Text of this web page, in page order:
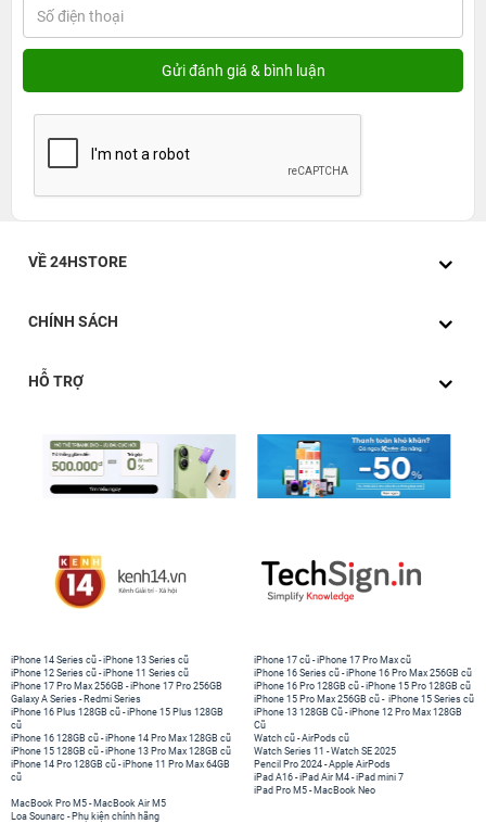
VỀ 24HSTORE
CHÍNH SÁCH
HỖ TRỢ
iPhone 14 Series cũ -iPhone 13 Series cũ
iPhone 12 Series cũ -iPhone 11 Series cũ
iPhone 17 Pro Max 256GB -iPhone 17 Pro 256GB
Galaxy A Series - Redmi Series
iPhone 17 cũ -iPhone 17 Pro Max cũ
iPhone 16 Series cũ - iPhone 16 Pro Max 256GB cũ
iPhone 16 Pro 128GB cũ -iPhone 15 Pro 128GB cũ
iPhone 15 Pro Max 256GB cũ - iPhone 15 Series cũ
iPhone 16 Plus 128GB cũ -iPhone 15 Plus 128GB
cũ
iPhone 16 128GB cũ -iPhone 14 Pro Max 128GB cũ
iPhone 15 128GB cũ -iPhone 13 Pro Max 128GB cũ
iPhone 14 Pro 128GB cũ -iPhone 11 Pro Max 64GB
cũ
iPhone 13 128GB Cũ -iPhone 12 Pro Max 128GB
Cũ
Watch cũ -AirPods cũ
Watch Series 11 -Watch SE 2025
Pencil Pro 2024 -Apple AirPods
iPad A16 -iPad Air M4 -iPad mini 7
iPad Pro M5 - MacBook Neo
MacBook Pro M5 - MacBook Air M5
Loa Sounarc - Phụ kiện chính hãng